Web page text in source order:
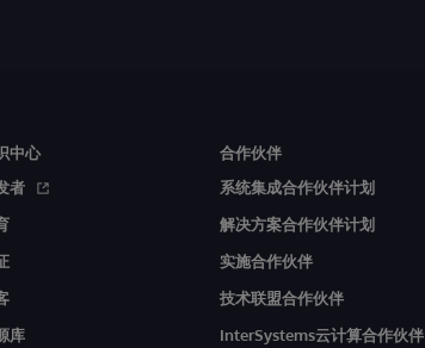
中心
者
库
合作伙伴
系统集成合作伙伴计划
解决方案合作伙伴计划
实施合作伙伴
技术联盟合作伙伴
InterSystems云计算合作伙伴